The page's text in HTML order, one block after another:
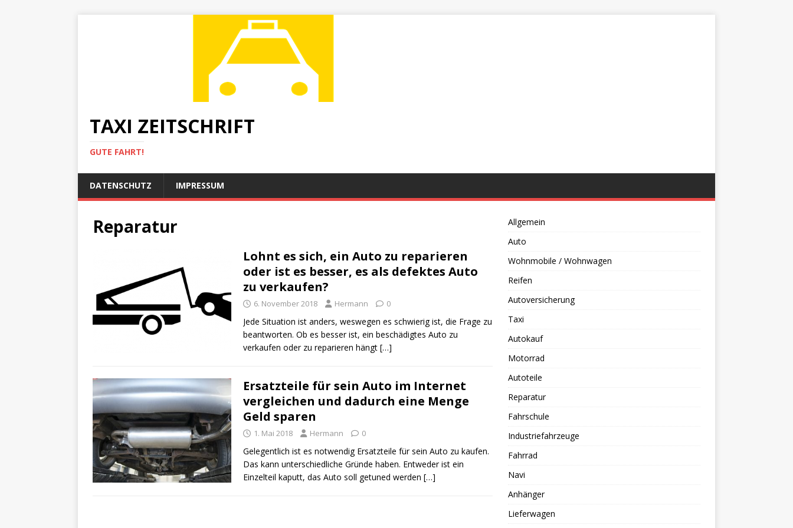
TAXI ZEITSCHRIFT
GUTE FAHRT!
DATENSCHUTZ IMPRESSUM
Reparatur
Lohnt es sich, ein Auto zu reparieren
oder ist es besser, es als defektes Auto
zu verkaufen?
6. November 2018 Hermann 0
Jede Situation ist anders, weswegen es schwierig ist, die Frage zu
beantworten. Ob es besser ist, ein beschädigtes Auto zu
verkaufen oder zu reparieren hängt […]
Ersatzteile für sein Auto im Internet
vergleichen und dadurch eine Menge
Geld sparen
1. Mai 2018 Hermann 0
Gelegentlich ist es notwendig Ersatzteile für sein Auto zu kaufen.
Das kann unterschiedliche Gründe haben. Entweder ist ein
Einzelteil kaputt, das Auto soll getuned werden […]
Allgemein
Auto
Wohnmobile / Wohnwagen
Reifen
Autoversicherung
Taxi
Autokauf
Motorrad
Autoteile
Reparatur
Fahrschule
Industriefahrzeuge
Fahrrad
Navi
Anhänger
Lieferwagen